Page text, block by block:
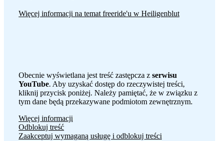
Więcej informacji na temat freeride'u w Heiligenblut
Obecnie wyświetlana jest treść zastępcza z serwisu
YouTube. Aby uzyskać dostęp do rzeczywistej treści,
kliknij przycisk poniżej. Należy pamiętać, że w związku z
tym dane będą przekazywane podmiotom zewnętrznym.
Więcej informacji
Odblokuj treść
Zaakceptuj wymaganą usługę i odblokuj treści